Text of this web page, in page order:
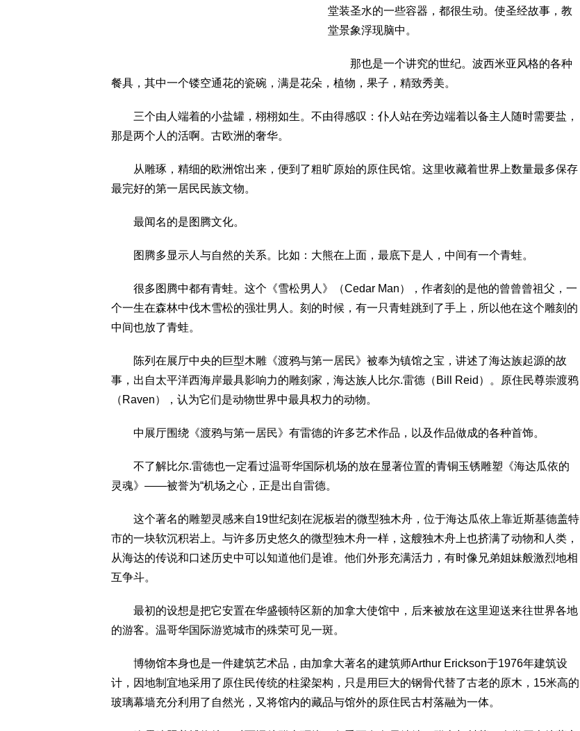
堂装圣水的一些容器，都很生动。使圣经故事，教
堂景象浮现脑中。
那也是一个讲究的世纪。波西米亚风格的各种
餐具，其中一个镂空通花的瓷碗，满是花朵，植物，果子，精致秀美。
三个由人端着的小盐罐，栩栩如生。不由得感叹：仆人站在旁边端着以备主人随时需要盐，
那是两个人的活啊。古欧洲的奢华。
从雕琢，精细的欧洲馆出来，便到了粗旷原始的原住民馆。这里收藏着世界上数量最多保存
最完好的第一居民民族文物。
最闻名的是图腾文化。
图腾多显示人与自然的关系。比如：大熊在上面，最底下是人，中间有一个青蛙。
很多图腾中都有青蛙。这个《雪松男人》（Cedar Man），作者刻的是他的曾曾曾祖父，一
个一生在森林中伐木雪松的强壮男人。刻的时候，有一只青蛙跳到了手上，所以他在这个雕刻的
中间也放了青蛙。
陈列在展厅中央的巨型木雕《渡鸦与第一居民》被奉为镇馆之宝，讲述了海达族起源的故
事，出自太平洋西海岸最具影响力的雕刻家，海达族人比尔.雷德（Bill Reid）。原住民尊崇渡鸦
（Raven），认为它们是动物世界中最具权力的动物。
中展厅围绕《渡鸦与第一居民》有雷德的许多艺术作品，以及作品做成的各种首饰。
不了解比尔.雷德也一定看过温哥华国际机场的放在显著位置的青铜玉锈雕塑《海达瓜依的
灵魂》——被誉为“机场之心，正是出自雷德。
这个著名的雕塑灵感来自19世纪刻在泥板岩的微型独木舟，位于海达瓜依上靠近斯基德盖特
市的一块软沉积岩上。与许多历史悠久的微型独木舟一样，这艘独木舟上也挤满了动物和人类，
从海达的传说和口述历史中可以知道他们是谁。他们外形充满活力，有时像兄弟姐妹般激烈地相
互争斗。
最初的设想是把它安置在华盛顿特区新的加拿大使馆中，后来被放在这里迎送来往世界各地
的游客。温哥华国际游览城市的殊荣可见一斑。
博物馆本身也是一件建筑艺术品，由加拿大著名的建筑师Arthur Erickson于1976年建筑设
计，因地制宜地采用了原住民传统的柱梁架构，只是用巨大的钢骨代替了古老的原木，15米高的
玻璃幕墙充分利用了自然光，又将馆内的藏品与馆外的原住民古村落融为一体。